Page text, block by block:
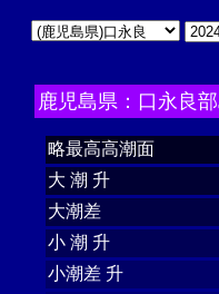
鹿児島県：口永良
略最高高潮面
大 潮 升
大潮差
小 潮 升
小潮差 升